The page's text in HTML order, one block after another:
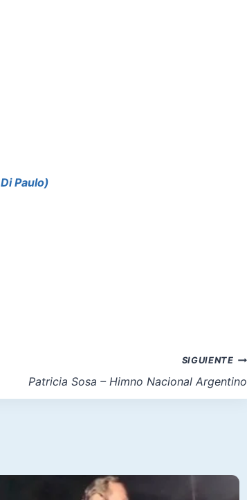
Paulo)
SIGUIENTE
Patricia Sosa – Himno Nacional Argentino